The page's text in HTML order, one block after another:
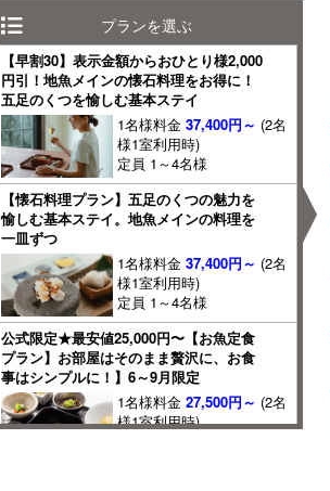
プランを選ぶ
【早割30】表示金額からおひとり様2,000
円引！地魚メインの懐石料理をお得に！
五足のくつを愉しむ基本ステイ
1名様料金 37,400円～ (2名
様1室利用時)
定員 1～4名様
【懐石料理プラン】五足のくつの魅力を
愉しむ基本ステイ。地魚メインの料理を
一皿ずつ
1名様料金 37,400円～ (2名
様1室利用時)
定員 1～4名様
公式限定★最安値25,000円〜【お魚定食
プラン】お部屋はそのまま贅沢に、お食
事はシンプルに！】6～9月限定
1名様料金 27,500円～ (2名
様1室利用時)